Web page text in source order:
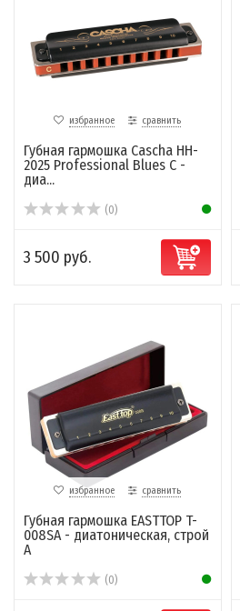
избранное сравнить
Губная гармошка Cascha HH-
2025 Professional Blues C -
диа...
(0)
3 500 руб.
избранное сравнить
Губная гармошка EASTTOP T-
008SA - диатоническая, строй
A
(0)